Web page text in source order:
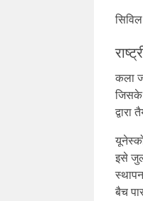
कला
जिसके
इसे
बैच